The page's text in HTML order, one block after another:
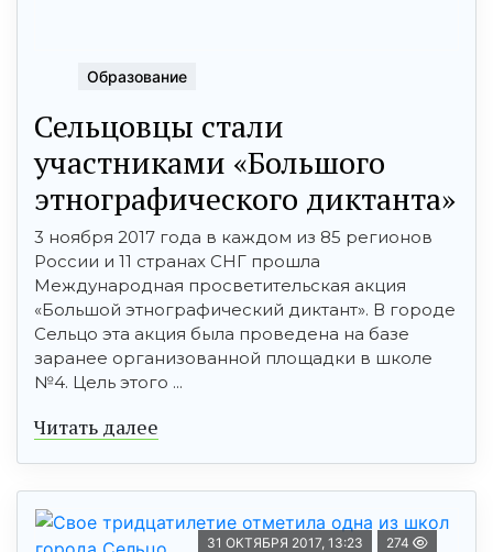
Образование
Сельцовцы стали
участниками «Большого
этнографического диктанта»
3 ноября 2017 года в каждом из 85 регионов
России и 11 странах СНГ прошла
Международная просветительская акция
«Большой этнографический диктант». В городе
Сельцо эта акция была проведена на базе
заранее организованной площадки в школе
№4. Цель этого ...
Читать далее
31 ОКТЯБРЯ 2017, 13:23 274